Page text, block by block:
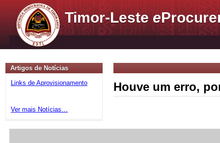
Timor-Lestee
Artigos de Notícias
Links de Aprovisionamento
Ver mais Notícias…
Houve um erro,